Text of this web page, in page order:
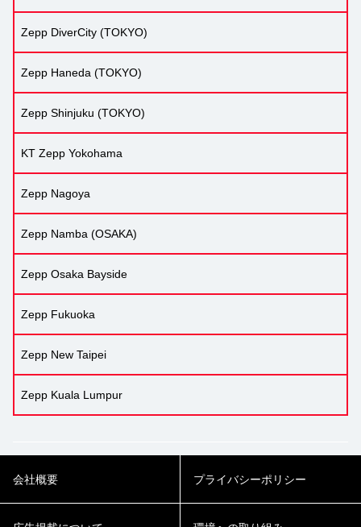
Zepp DiverCity (TOKYO)
Zepp Haneda (TOKYO)
Zepp Shinjuku (TOKYO)
KT Zepp Yokohama
Zepp Nagoya
Zepp Namba (OSAKA)
Zepp Osaka Bayside
Zepp Fukuoka
Zepp New Taipei
Zepp Kuala Lumpur
会社概要 プライバシーポリシー